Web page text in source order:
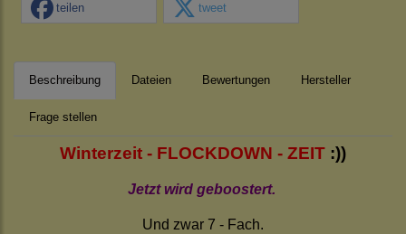
teilen tweet
Beschreibung Dateien Bewertungen Hersteller
Frage stellen
Winterzeit - FLOCKDOWN - ZEIT :))
Jetzt wird geboostert.
Und zwar 7 - Fach.